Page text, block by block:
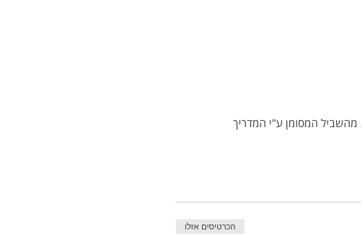
המסומן ע"י המדריך
הכרטיסים אזלו